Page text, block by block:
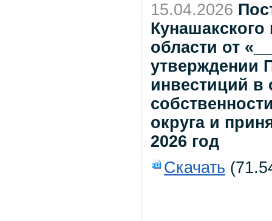
15.04.2026
области от
утверждении
инвестиций
округа и
2026 год
Скачать